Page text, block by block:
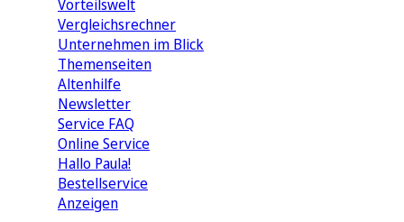
Vorteilswelt
Vergleichsrechner
Unternehmen im Blick
Themenseiten
Altenhilfe
Newsletter
Service FAQ
Online Service
Hallo Paula!
Bestellservice
Anzeigen